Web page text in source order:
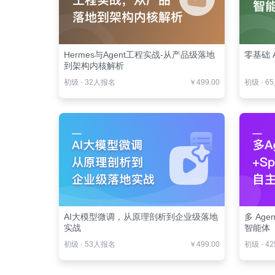
Hermes与Agent工程实战-从产品级落地
到架构内核解析
初级 · 32人报名 ￥499.00
零基础
初级 · 65
AI大模型微调，从原理剖析到企业级落地
实战
初级 · 53人报名 ￥499.00
多
智能体
初级 ·